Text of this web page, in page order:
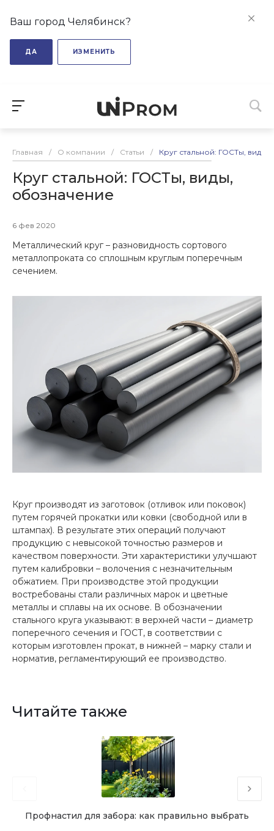
Ваш город Челябинск?
ДА ИЗМЕНИТЬ
Главная / О компании / Статьи / Круг стальной: ГОСТы, виды,
Круг стальной: ГОСТы, виды,
обозначение
6 фев 2020
Металлический круг – разновидность сортового
металлопроката со сплошным круглым поперечным
сечением.
Круг производят из заготовок (отливок или поковок)
путем горячей прокатки или ковки (свободной или в
штампах). В результате этих операций получают
продукцию с невысокой точностью размеров и
качеством поверхности. Эти характеристики улучшают
путем калибровки – волочения с незначительным
обжатием. При производстве этой продукции
востребованы стали различных марок и цветные
металлы и сплавы на их основе. В обозначении
стального круга указывают: в верхней части – диаметр
поперечного сечения и ГОСТ, в соответствии с
которым изготовлен прокат, в нижней – марку стали и
норматив, регламентирующий ее производство.
Читайте также
Профнастил для забора: как правильно выбрать